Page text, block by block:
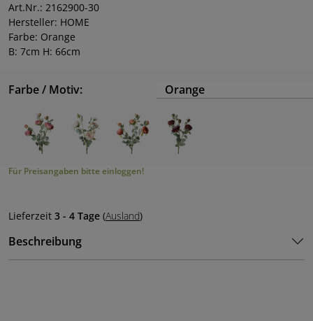
Art.Nr.: 2162900-30
Hersteller: HOME
Farbe: Orange
B: 7cm H: 66cm
Farbe / Motiv: Orange
Für Preisangaben bitte einloggen!
Lieferzeit 3 - 4 Tage (Ausland)
Beschreibung